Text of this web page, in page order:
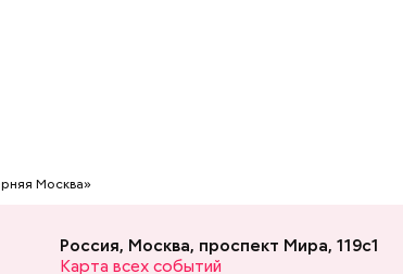
Москва»
Россия, Москва, проспект Мира, 119с1
Карта всех событий